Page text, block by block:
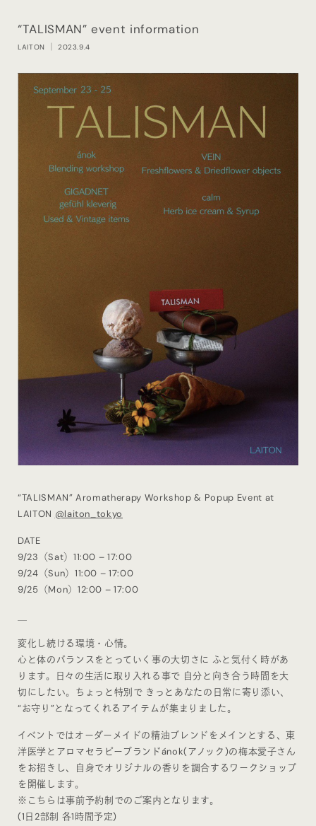
“TALISMAN” event information
LAITON ｜ 2023.9.4
“TALISMAN” Aromatherapy Workshop & Popup Event at
LAITON @laiton_tokyo
DATE
9/23（Sat）11:00 – 17:00
9/24（Sun）11:00 – 17:00
9/25（Mon）12:00 – 17:00
変化し続ける環境・心情。
心と体のバランスをとっていく事の大切さに ふと気付く時があ
ります。日々の生活に取り入れる事で 自分と向き合う時間を大
切にしたい。ちょっと特別で きっとあなたの日常に寄り添い、
“お守り”となってくれるアイテムが集まりました。
イベントではオーダーメイドの精油ブレンドをメインとする、東
洋医学とアロマセラピーブランドánok(アノック)の梅本愛子さん
をお招きし、自身でオリジナルの香りを調合するワークショップ
を開催します。
※こちらは事前予約制でのご案内となります。
(1日2部制 各1時間予定)